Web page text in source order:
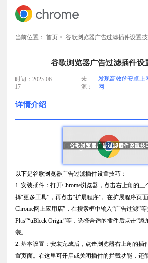
当前位置： 首页 > 谷歌浏览器广告过滤插件设置
谷歌浏览器广告过滤插件设
时间：2025-06-
17
来
源：
发现高效的安卓上
网
详情介绍
以下是谷歌浏览器广告过滤插件设置技巧：
1. 安装插件：打开Chrome浏览器，点击右上角的
择“更多工具”，再点击“扩展程序”。在扩展程序页
Chrome网上应用店”，在搜索框中输入“广告过滤”
Plus”“uBlock Origin”等，选择合适的插件后点击“添
装。
2. 基本设置：安装完成后，点击浏览器右上角的插
置页面。在这里可开启或关闭插件的拦截功能，还